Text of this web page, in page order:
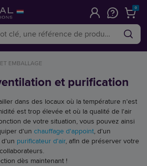
0
EMBALLAGE
et purification
dans des locaux où la température n'est
est trop élevée et où la qualité de l'air
de votre situation, vous pouvez ainsi
d'un chauffage d'appoint, d'un
purificateur d'air, afin de préserver votre
dès maintenant !